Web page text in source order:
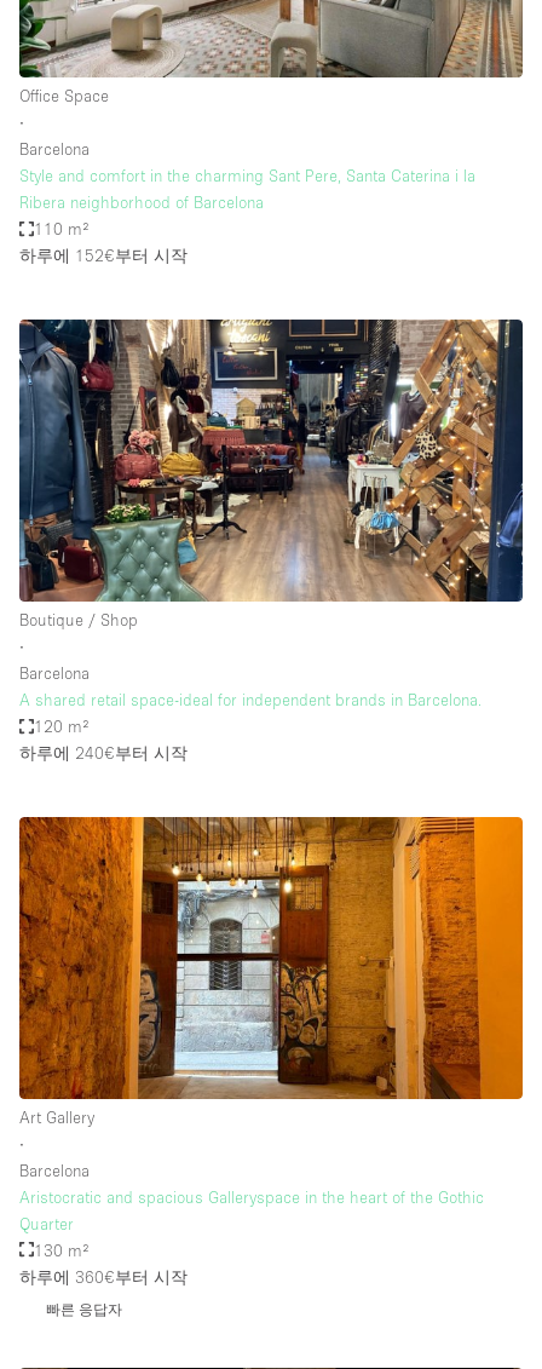
Office Space
∙
Barcelona
Style and comfort in the charming Sant Pere, Santa Caterina i la
Ribera neighborhood of Barcelona
110 m²
하루에 152€부터 시작
Boutique / Shop
∙
Barcelona
A shared retail space-ideal for independent brands in Barcelona.
120 m²
하루에 240€부터 시작
Art Gallery
∙
Barcelona
Aristocratic and spacious Galleryspace in the heart of the Gothic
Quarter
130 m²
하루에 360€부터 시작
빠른 응답자